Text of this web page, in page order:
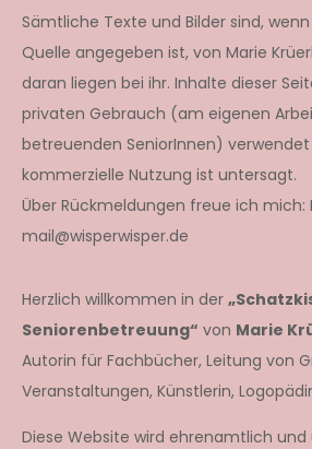
Sämtliche Texte und Bilder sind,
Quelle angegeben ist, von Marie
daran liegen bei ihr. Inhalte dieser
privaten Gebrauch (am eigenen
betreuenden SeniorInnen)
kommerzielle Nutzung ist untersagt.
Über Rückmeldungen freue ich mich:
mail@wisperwisper.de
Herzlich willkommen in der
Seniorenbetreuung“ von Marie
Autorin für Fachbücher, Leitung von
Veranstaltungen, Künstlerin,
Diese Website wird ehrenamtlich